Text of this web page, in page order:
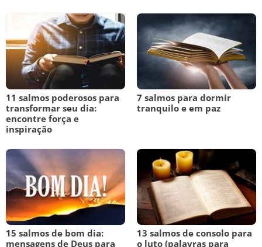
11 salmos poderosos para
transformar seu dia:
encontre força e
inspiração
7 salmos para dormir
tranquilo e em paz
15 salmos de bom dia:
mensagens de Deus para
13 salmos de consolo para
o luto (palavras para